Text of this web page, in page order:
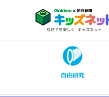
自由研究